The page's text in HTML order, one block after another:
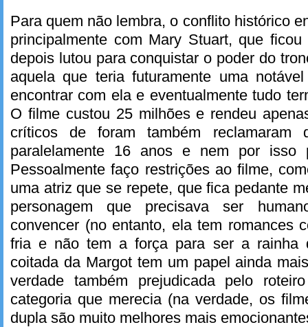
Para quem não lembra, o conflito histórico
principalmente com Mary Stuart, que
depois lutou para conquistar o poder do
aquela que teria futuramente uma
encontrar com ela e eventualmente tudo
O filme custou 25 milhões e rendeu
críticos de foram também reclamaram
paralelamente 16 anos e nem por isso
Pessoalmente faço restrições ao filme,
uma atriz que se repete, que fica pedante
personagem que precisava ser
convencer (no entanto, ela tem romances
fria e não tem a força para ser a rainha
coitada da Margot tem um papel ainda
verdade também prejudicada pelo
categoria que merecia (na verdade, os
dupla são muito melhores mais